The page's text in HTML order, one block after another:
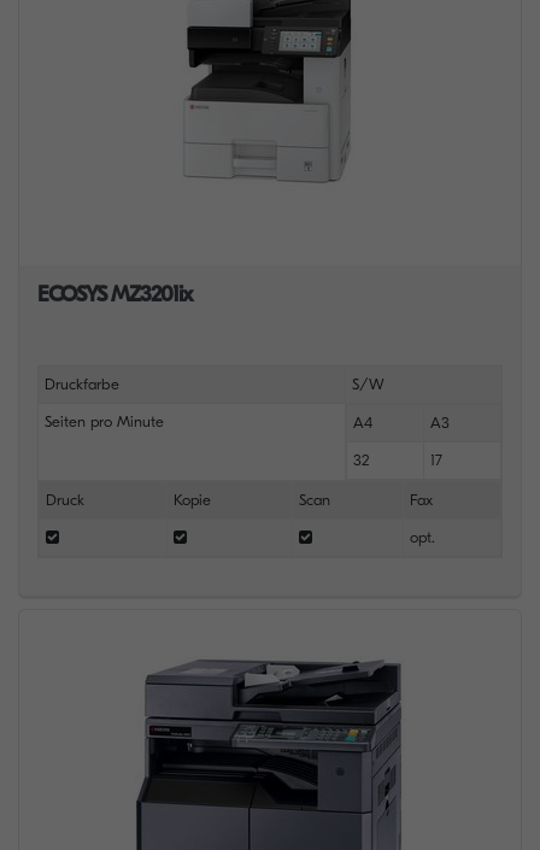
ECOSYS MZ3201ix
Druckfarbe S/W
Seiten pro Minute A4 A3
32 17
Druck Kopie Scan Fax
opt.